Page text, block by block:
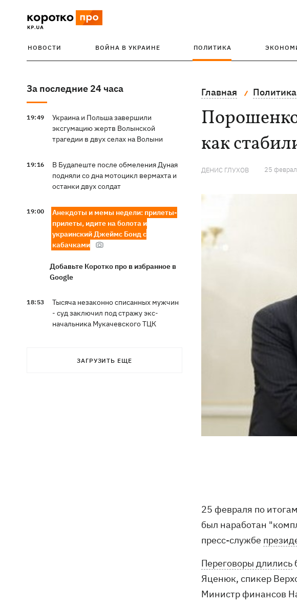
НОВОСТИ ВОЙНА В УКРАИНЕ ПОЛИТИКА
За последние 24 часа
19:49
Украина и Польша завершили
эксгумацию жертв Волынской
трагедии в двух селах на Волыни
19:16
В Будапеште после обмеления Дуная
подняли со дна мотоцикл вермахта и
останки двух солдат
19:00
Анекдоты и мемы недели: прилеты-
прилеты, идите на болота и
украинский Джеймс Бонд с
кабачками
Добавьте Коротко про в избранное в
Google
18:53
Тысяча незаконно списанных мужчин
- суд заключил под стражу экс-
начальника Мукачевского ТЦК
электроподстанций, 6 судов
ЗАГРУЗИТЬ ЕЩЕ
Главная Политика
как
ДЕНИС ГЛУХОВ 25
25 февраля по
был наработан
пресс-службе
Переговоры длились
Яценюк, спикер
Министр финансов